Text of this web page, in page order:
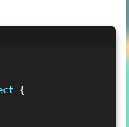
() {
{